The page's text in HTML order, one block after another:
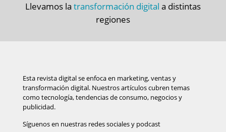
Llevamos la transformación digital a distintas
regiones
Esta revista digital se enfoca en marketing, ventas y
transformación digital. Nuestros artículos cubren temas
como tecnología, tendencias de consumo, negocios y
publicidad.
Síguenos en nuestras redes sociales y podcast